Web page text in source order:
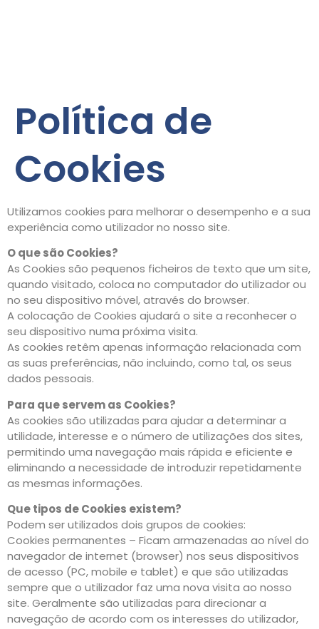
Política de
Cookies
Utilizamos cookies para melhorar o desempenho e a sua
experiência como utilizador no nosso site.
O que são Cookies?
As Cookies são pequenos ficheiros de texto que um site,
quando visitado, coloca no computador do utilizador ou
no seu dispositivo móvel, através do browser.
A colocação de Cookies ajudará o site a reconhecer o
seu dispositivo numa próxima visita.
As cookies retêm apenas informação relacionada com
as suas preferências, não incluindo, como tal, os seus
dados pessoais.
Para que servem as Cookies?
As cookies são utilizadas para ajudar a determinar a
utilidade, interesse e o número de utilizações dos sites,
permitindo uma navegação mais rápida e eficiente e
eliminando a necessidade de introduzir repetidamente
as mesmas informações.
Que tipos de Cookies existem?
Podem ser utilizados dois grupos de cookies:
Cookies permanentes – Ficam armazenadas ao nível do
navegador de internet (browser) nos seus dispositivos
de acesso (PC, mobile e tablet) e que são utilizadas
sempre que o utilizador faz uma nova visita ao nosso
site. Geralmente são utilizadas para direcionar a
navegação de acordo com os interesses do utilizador,